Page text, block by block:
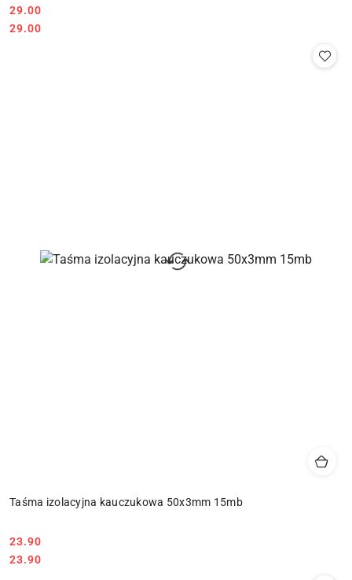
Cena:
29.00
Cena:
29.00
Taśma izolacyjna kauczukowa 50x3mm 15mb
Cena:
23.90
Cena:
23.90